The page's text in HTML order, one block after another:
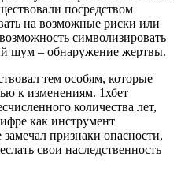
посредством
на возможные риски или
символизировать
шум – обнаружение жертвы.
тем особям, которые
к изменениям. 1хбет
количества лет,
как инструмент
признаки опасности,
свои наследственность